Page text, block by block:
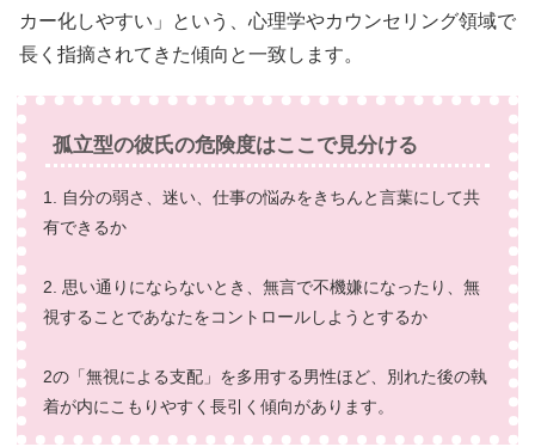
カー化しやすい」という、心理学やカウンセリング領域で
長く指摘されてきた傾向と一致します。
孤立型の彼氏の危険度はここで見分ける
1. 自分の弱さ、迷い、仕事の悩みをきちんと言葉にして共
有できるか
2. 思い通りにならないとき、無言で不機嫌になったり、無
視することであなたをコントロールしようとするか
2の「無視による支配」を多用する男性ほど、別れた後の執
着が内にこもりやすく長引く傾向があります。